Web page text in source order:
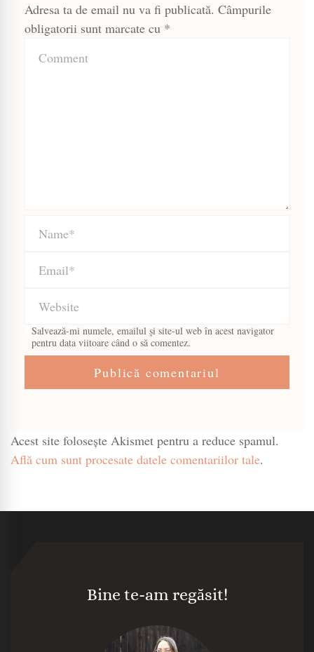
Adresa ta de email nu va fi publicată. Câmpurile
obligatorii sunt marcate cu *
Salvează-mi numele, emailul și site-ul web în acest navigator
pentru data viitoare când o să comentez.
Acest site folosește Akismet pentru a reduce spamul.
Află cum sunt procesate datele comentariilor tale.
Bine te-am regăsit!